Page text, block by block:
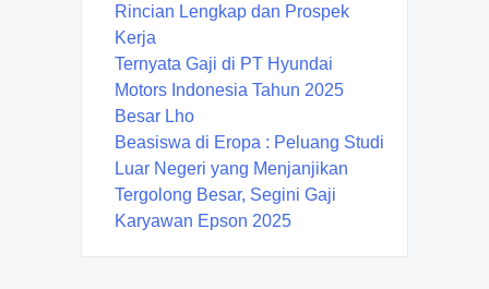
Rincian Lengkap dan Prospek
Kerja
Ternyata Gaji di PT Hyundai
Motors Indonesia Tahun 2025
Besar Lho
Beasiswa di Eropa : Peluang Studi
Luar Negeri yang Menjanjikan
Tergolong Besar, Segini Gaji
Karyawan Epson 2025